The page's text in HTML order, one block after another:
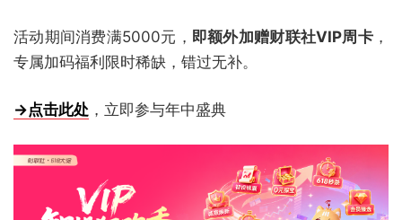
活动期间消费满5000元， 即额外加赠财联社VIP周卡 ，
专属加码福利限时稀缺，错过无补。
→点击此处 ，立即参与年中盛典